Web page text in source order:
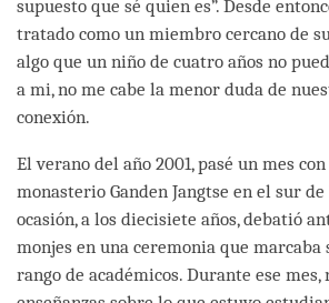
supuesto que sé quien es”. Desde
tratado como un miembro cercano de
algo que un niño de cuatro años no
a mi, no me cabe la menor duda de
conexión.
El verano del año 2001, pasé un mes
monasterio Ganden Jangtse en el sur
ocasión, a los diecisiete años, debatió
monjes en una ceremonia que
rango de académicos. Durante ese mes,